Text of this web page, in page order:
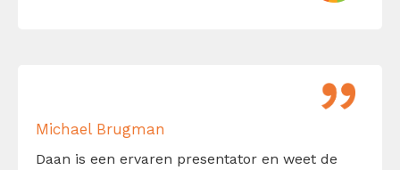
Michael Brugman
Daan is een ervaren presentator en weet de